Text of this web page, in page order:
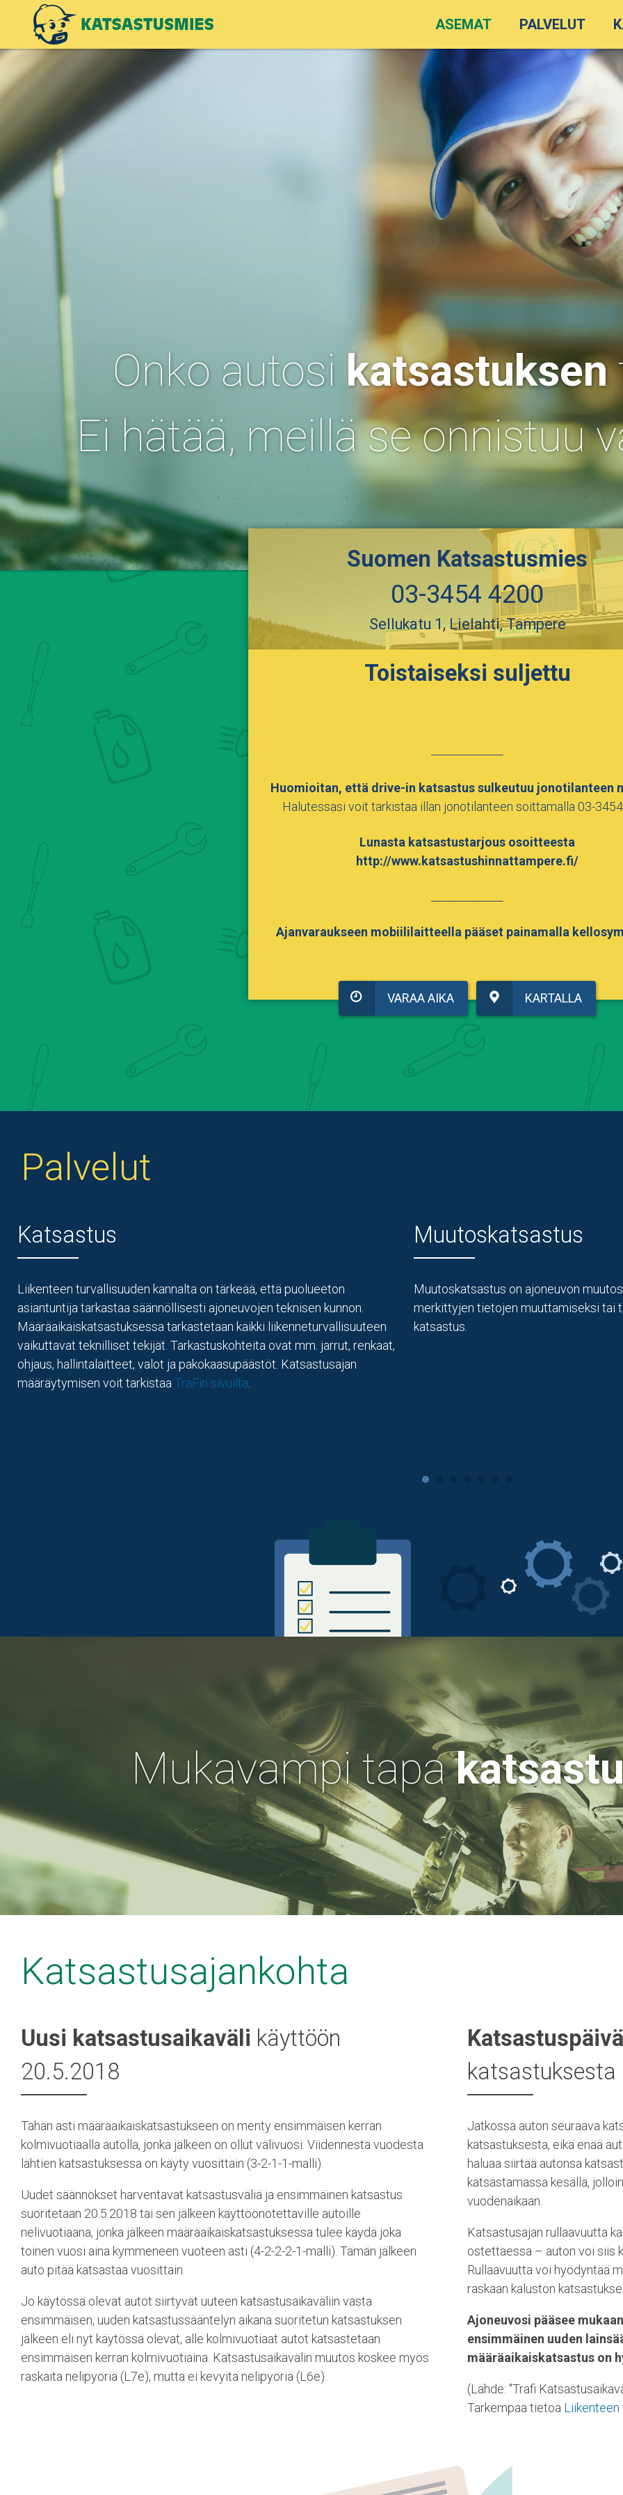
Onko autosi katsastuksen
Ei hätää, meillä se onnistuu
Suomen Katsastusmies
03-3454 4200
Sellukatu 1, Lielahti, Tampere
Toistaiseksi suljettu
Huomioitan, että drive-in katsastus sulkeutuu jonotilanteen
Halutessasi voit tarkistaa illan jonotilanteen soittamalla 03-
Lunasta katsastustarjous osoitteesta
http://www.katsastushinnattampere.fi/
Ajanvaraukseen mobiililaitteella pääset painamalla
VARAA AIKA KARTALLA
Palvelut
Katsastus
Liikenteen turvallisuuden kannalta on tärkeää, että puolueeton
asiantuntija tarkastaa säännöllisesti ajoneuvojen teknisen kunnon.
Määräaikaiskatsastuksessa tarkastetaan kaikki liikenneturvallisuuteen
vaikuttavat teknilliset tekijät. Tarkastuskohteita ovat mm. jarrut, renkaat,
ohjaus, hallintalaitteet, valot ja pakokaasupäästöt. Katsastusajan
määräytymisen voit tarkistaa TraFin sivuilta
Muutoskatsastus
Muutoskatsastus on ajoneuvon
merkittyjen tietojen muuttamiseksi tai
katsastus.
Mukavampi tapa
Katsastusajankohta
Uusi katsastusaikaväli käyttöön
20.5.2018
Tähän asti määräaikaiskatsastukseen on menty ensimmäisen kerran
kolmivuotiaalla autolla, jonka jälkeen on ollut välivuosi. Viidennestä vuodesta
lähtien katsastuksessa on käyty vuosittain (3-2-1-1-malli).
Uudet säännökset harventavat katsastusväliä ja ensimmäinen katsastus
suoritetaan 20.5.2018 tai sen jälkeen käyttöönotettaville autoille
nelivuotiaana, jonka jälkeen määräaikaiskatsastuksessa tulee käydä joka
toinen vuosi aina kymmeneen vuoteen asti (4-2-2-2-1-malli). Tämän jälkeen
auto pitää katsastaa vuosittain.
Jo käytössä olevat autot siirtyvät uuteen katsastusaikaväliin vasta
ensimmäisen, uuden katsastussääntelyn aikana suoritetun katsastuksen
jälkeen eli nyt käytössä olevat, alle kolmivuotiaat autot katsastetaan
ensimmäisen kerran kolmivuotiaina. Katsastusaikavälin muutos koskee myös
raskaita nelipyöriä (L7e), mutta ei kevyitä nelipyöriä (L6e).
Katsastuspäivä
katsastuksesta
Jatkossa auton seuraava
katsastuksesta, eikä enää
haluaa siirtää autonsa
katsastamassa kesällä,
vuodenaikaan.
Katsastusajan rullaavuutta
ostettaessa – auton voi siis
Rullaavuutta voi hyödyntää
raskaan kaluston
Ajoneuvosi pääsee
ensimmäinen uuden
määräaikaiskatsastus on
(Lähde: "Trafi
Tarkempaa tietoa
ASEMAT PALVELUT